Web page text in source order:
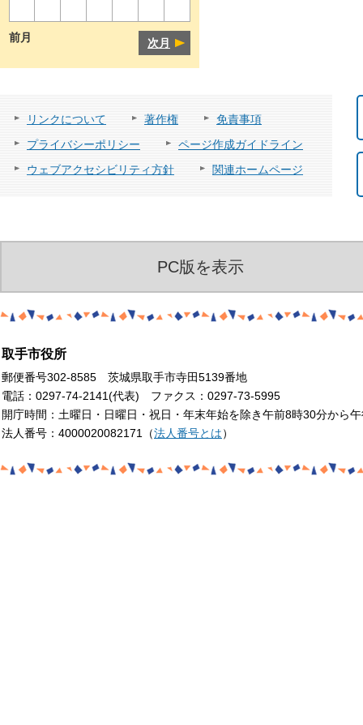
前月 次月
リンクについて 著作権
免責事項
プライバシーポリシー
ページ作成ガイドライン
ウェブアクセシビリティ方針
関連ホームページ
PC版を表示
取手市役所
郵便番号302-8585 茨城県取手市寺田5139番地
電話：0297-74-2141(代表) ファクス：0297-73-5995
開庁時間：土曜日・日曜日・祝日・年末年始を除き午前8時30分から
法人番号：4000020082171（法人番号とは）